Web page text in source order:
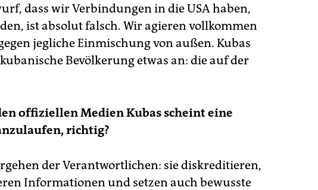
dass wir Verbindungen in die USA haben,
ist absolut falsch. Wir agieren vollkommen
jegliche Einmischung von außen. Kubas
Bevölkerung etwas an: die auf der
offiziellen Medien Kubas scheint eine
richtig?
der Verantwortlichen: sie diskreditieren,
Informationen und setzen auch bewusste